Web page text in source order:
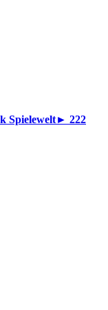
Spielewelt► 222